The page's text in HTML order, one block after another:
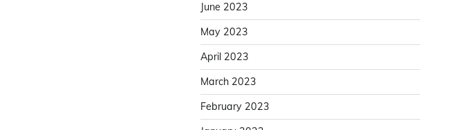
June 2023
May 2023
April 2023
March 2023
February 2023